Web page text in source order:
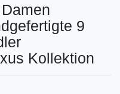
9
Kollektion